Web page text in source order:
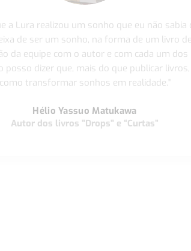
a Lura realizou um sonho que eu não sabia
de ser um sonho, na forma de um livro
da equipe com o autor e com cada um
posso dizer que, mais do que publicar
como transformar sonhos em realidade."
Hélio Yassuo Matukawa
Autor dos livros "Drops" e “Curtas”